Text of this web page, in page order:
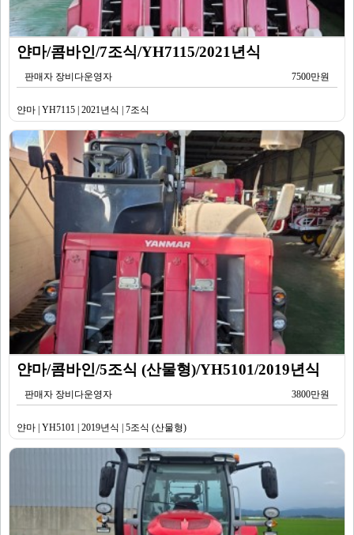
얀마/콤바인/7조식/YH7115/2021년식
판매자 장비다운영자 7500만원
얀마 | YH7115 | 2021년식 | 7조식
얀마/콤바인/5조식 (산물형)/YH5101/2019년식
판매자 장비다운영자 3800만원
얀마 | YH5101 | 2019년식 | 5조식 (산물형)